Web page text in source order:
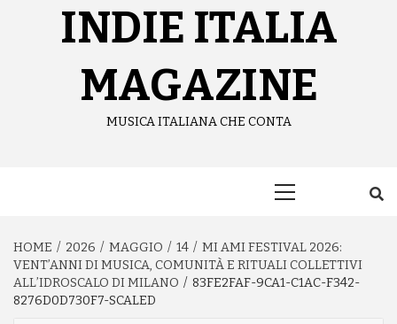
INDIE ITALIA
MAGAZINE
MUSICA ITALIANA CHE CONTA
HOME 2026 MAGGIO 14
MI AMI FESTIVAL 2026:
VENT’ANNI DI MUSICA, COMUNITÀ E RITUALI COLLETTIVI
ALL’IDROSCALO DI MILANO
83FE2FAF-9CA1-C1AC-F342-
8276D0D730F7-SCALED